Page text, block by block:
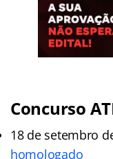
Concurso
18 de setembro
homologado